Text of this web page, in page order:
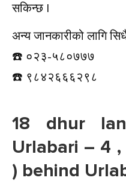
सकिन्छ |
अन्य जानकारीको लागि
☎️ ०२३-५८०७७७
☎️ ९८४२६६६२९८
18 dhur
Urlabari – 4 ,
) behind